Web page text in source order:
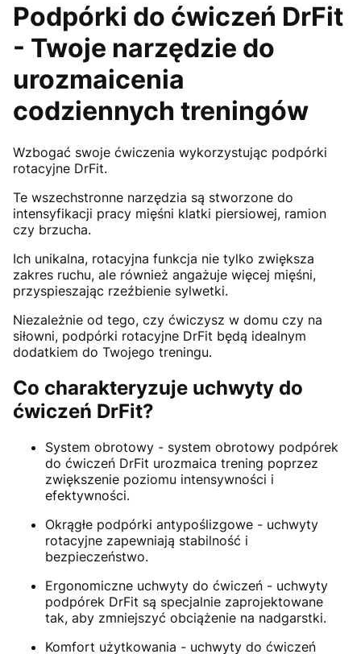
Podpórki do ćwiczeń DrFit
- Twoje narzędzie do
urozmaicenia
codziennych treningów
Wzbogać swoje ćwiczenia wykorzystując podpórki
rotacyjne DrFit.
Te wszechstronne narzędzia są stworzone do
intensyfikacji pracy mięśni klatki piersiowej, ramion
czy brzucha.
Ich unikalna, rotacyjna funkcja nie tylko zwiększa
zakres ruchu, ale również angażuje więcej mięśni,
przyspieszając rzeźbienie sylwetki.
Niezależnie od tego, czy ćwiczysz w domu czy na
siłowni, podpórki rotacyjne DrFit będą idealnym
dodatkiem do Twojego treningu.
Co charakteryzuje uchwyty do
ćwiczeń DrFit?
System obrotowy - system obrotowy podpórek
do ćwiczeń DrFit urozmaica trening poprzez
zwiększenie poziomu intensywności i
efektywności.
Okrągłe podpórki antypoślizgowe - uchwyty
rotacyjne zapewniają stabilność i
bezpieczeństwo.
Ergonomiczne uchwyty do ćwiczeń - uchwyty
podpórek DrFit są specjalnie zaprojektowane
tak, aby zmniejszyć obciążenie na nadgarstki.
Komfort użytkowania - uchwyty do ćwiczeń